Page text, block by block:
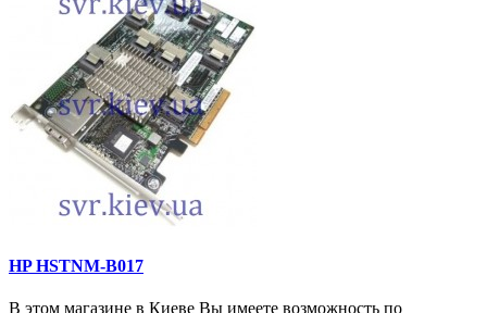
HP HSTNM-B017
В этом магазине в Киеве Вы имеете возможность по